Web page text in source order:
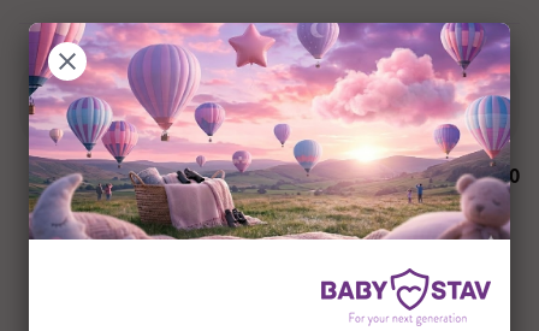
חסר זמנית
הודיעו לי כשחוזר למלאי
₪0